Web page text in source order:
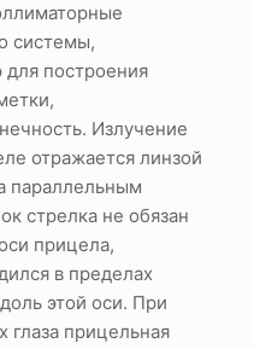
системы,
построения
Излучение
отражается линзой
параллельным
стрелка не обязан
прицела,
в пределах
этой оси. При
прицельная